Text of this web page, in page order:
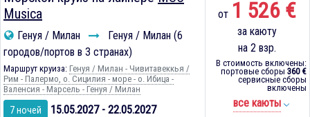
Musica
Генуя / Милан
Генуя / Милан (6
городов/портов в 3 странах)
Маршрут круиза: Генуя / Милан - Чивитавеккья /
Рим - Палермо, о. Сицилия - море - о. Ибица -
Валенсия - Марсель - Генуя / Милан
7 ночей 15.05.2027 - 22.05.2027
от 1 526 €
за каюту
на 2 взр.
В стоимость включены:
портовые сборы 360 €
сервисные сборы
включены
все каюты